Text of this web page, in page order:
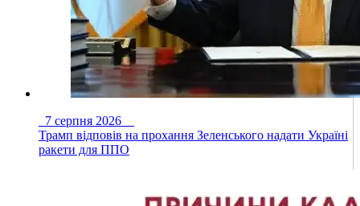
7 серпня 2026
Трамп відповів на прохання Зеленського надати Україні
ракети для ППО